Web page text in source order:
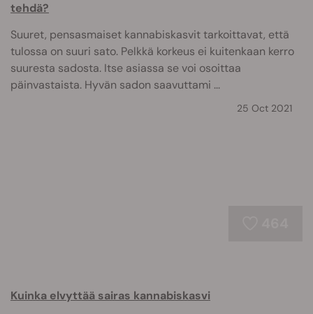
tehdä?
Suuret, pensasmaiset kannabiskasvit tarkoittavat, että
tulossa on suuri sato. Pelkkä korkeus ei kuitenkaan kerro
suuresta sadosta. Itse asiassa se voi osoittaa
päinvastaista. Hyvän sadon saavuttami ...
25 Oct 2021
Kuinka elvyttää sairas kannabiskasvi